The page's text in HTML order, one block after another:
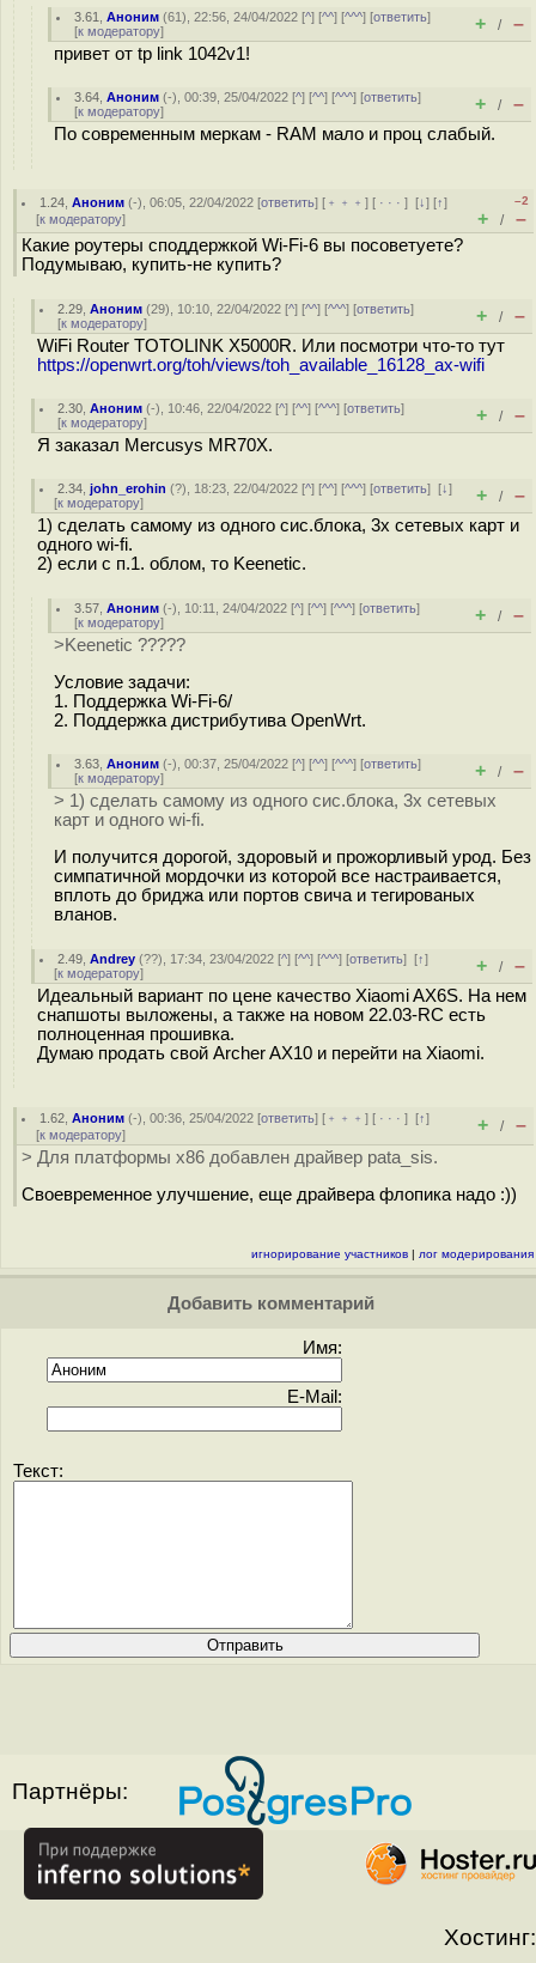
3.61 ,Аноним (61), 22:56, 24/04/2022 [^] [^^] [^^^] [ответить]
[к модератору] + / –
привет от tp link 1042v1!
3.64 ,Аноним (-), 00:39, 25/04/2022 [^] [^^] [^^^] [ответить]
[к модератору] + / –
По современным меркам - RAM мало и проц слабый.
1.24 ,Аноним (-), 06:05, 22/04/2022 [ответить] [ ﹢﹢﹢] [ · · ·][↓] [↑]
[к модератору]
–2
+ / –
Какие роутеры споддержкой Wi-Fi-6 вы посоветуете?
Подумываю, купить-не купить?
2.29 ,Аноним (29), 10:10, 22/04/2022 [^] [^^] [^^^] [ответить]
[к модератору] + / –
WiFi Router TOTOLINK X5000R. Или посмотри что-то тут
https://openwrt.org/toh/views/toh_available_16128_ax-wifi
2.30 ,Аноним (-), 10:46, 22/04/2022 [^] [^^] [^^^] [ответить]
[к модератору] + / –
Я заказал Mercusys MR70X.
2.34 ,john_erohin (?), 18:23, 22/04/2022 [^] [^^] [^^^] [ответить][↓]
[к модератору] + / –
1) сделать самому из одного сис.блока, 3х сетевых карт и
одного wi-fi.
2) если с п.1. облом, то Keenetic.
3.57 ,Аноним (-), 10:11, 24/04/2022 [^] [^^] [^^^] [ответить]
[к модератору] + / –
>Keenetic ?????
Условие задачи:
1. Поддержка Wi-Fi-6/
2. Поддержка дистрибутива OpenWrt.
3.63 ,Аноним (-), 00:37, 25/04/2022 [^] [^^] [^^^] [ответить]
[к модератору] + / –
> 1) сделать самому из одного сис.блока, 3х сетевых
карт и одного wi-fi.
И получится дорогой, здоровый и прожорливый урод. Без
симпатичной мордочки из которой все настраивается,
вплоть до бриджа или портов свича и тегированых
вланов.
2.49 ,Andrey (??), 17:34, 23/04/2022 [^] [^^] [^^^] [ответить][↑]
[к модератору] + / –
Идеальный вариант по цене качество Xiaomi AX6S. На нем
снапшоты выложены, а также на новом 22.03-RC есть
полноценная прошивка.
Думаю продать свой Archer AX10 и перейти на Xiaomi.
1.62 ,Аноним (-), 00:36, 25/04/2022 [ответить] [ ﹢﹢﹢] [ · · ·][↑]
[к модератору] + / –
> Для платформы x86 добавлен драйвер pata_sis.
Своевременное улучшение, еще драйвера флопика надо :))
игнорирование участников | лог модерирования
Добавить комментарий
Имя:
E-Mail:
Текст:
Партнёры:
Хостинг: